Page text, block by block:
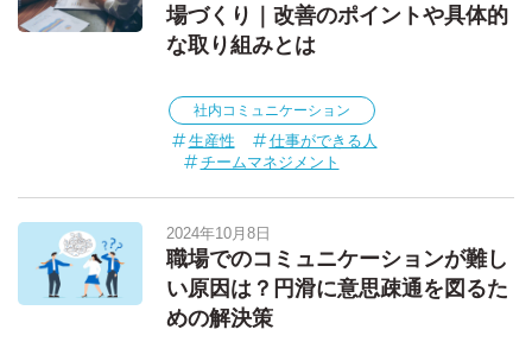
場づくり｜改善のポイントや具体的
な取り組みとは
社内コミュニケーション
生産性
仕事ができる人
チームマネジメント
2024年10月8日
職場でのコミュニケーションが難し
い原因は？円滑に意思疎通を図るた
めの解決策